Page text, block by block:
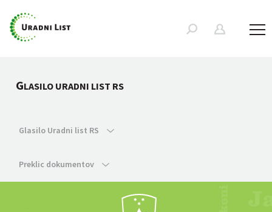
GLASILO URADNI LIST RS
Glasilo Uradni list RS
Preklic dokumentov